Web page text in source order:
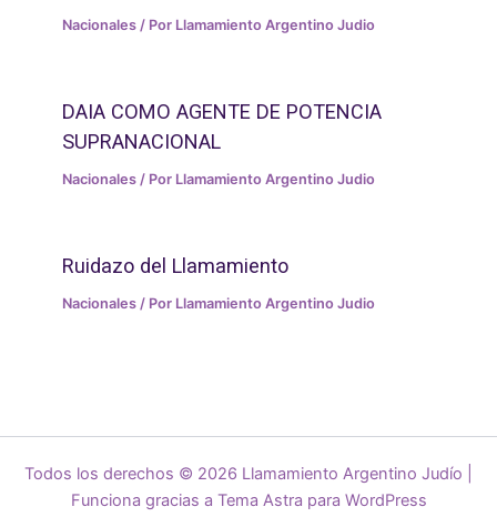
Nacionales / Por Llamamiento Argentino Judio
DAIA COMO AGENTE DE POTENCIA
SUPRANACIONAL
Nacionales / Por Llamamiento Argentino Judio
Ruidazo del Llamamiento
Nacionales / Por Llamamiento Argentino Judio
Todos los derechos © 2026 Llamamiento Argentino Judío |
Funciona gracias a Tema Astra para WordPress